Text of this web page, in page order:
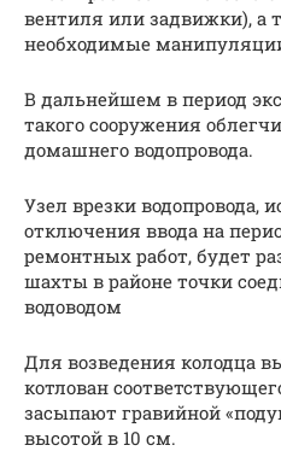
вентиля или задвижки), а
необходимые
В дальнейшем в период
такого сооружения
домашнего водопровода.
Узел врезки водопровода,
отключения ввода на
ремонтных работ, будет
шахты в районе точки
водоводом
Для возведения колодца
котлован
засыпают гравийной
высотой в 10 см.